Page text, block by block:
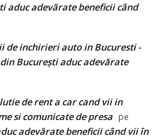
aduc adevărate beneficii când
de inchirieri auto in Bucuresti -
București aduc adevărate
de rent a car cand vii in
si comunicate de presa pe
adevărate beneficii când vii în